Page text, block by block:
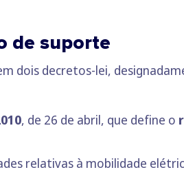
de suporte
dois decretos-lei,
, de 26 de abril, que define o
relativas à mobilidade